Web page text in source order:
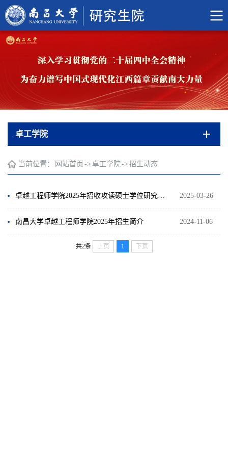
卓工学院
当前位置： 网站首页 -> 卓工学院-> 招生动态
2025-03-26
卓越工程师学院2025年招收攻读硕士学位研究生复试录取实施细则
2024-11-06
南昌大学卓越工程师学院2025年招生简介
共2条 上页 1 下页